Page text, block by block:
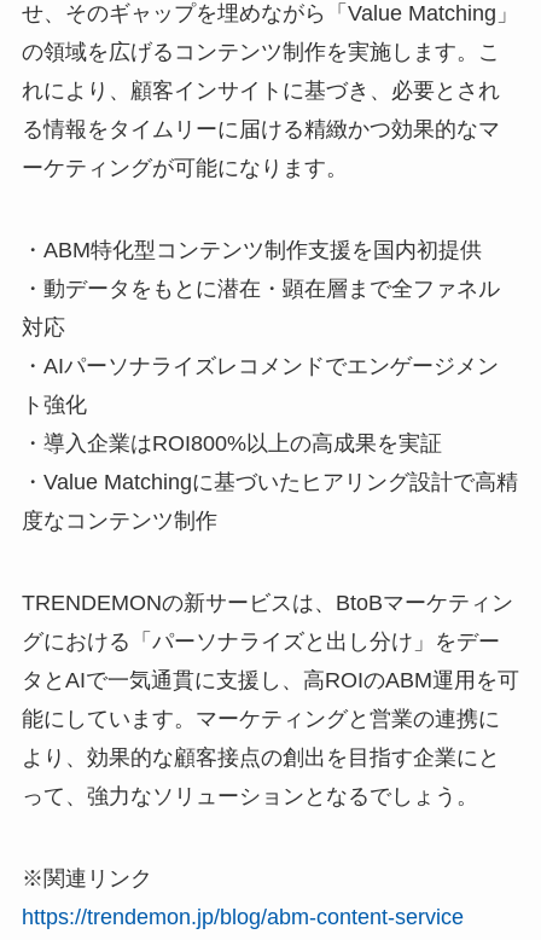
せ、そのギャップを埋めながら「Value Matching」
の領域を広げるコンテンツ制作を実施します。こ
れにより、顧客インサイトに基づき、必要とされ
る情報をタイムリーに届ける精緻かつ効果的なマ
ーケティングが可能になります。
・ABM特化型コンテンツ制作支援を国内初提供
・動データをもとに潜在・顕在層まで全ファネル
対応
・AIパーソナライズレコメンドでエンゲージメン
ト強化
・導入企業はROI800%以上の高成果を実証
・Value Matchingに基づいたヒアリング設計で高精
度なコンテンツ制作
TRENDEMONの新サービスは、BtoBマーケティン
グにおける「パーソナライズと出し分け」をデー
タとAIで一気通貫に支援し、高ROIのABM運用を可
能にしています。マーケティングと営業の連携に
より、効果的な顧客接点の創出を目指す企業にと
って、強力なソリューションとなるでしょう。
※関連リンク
https://trendemon.jp/blog/abm-content-service